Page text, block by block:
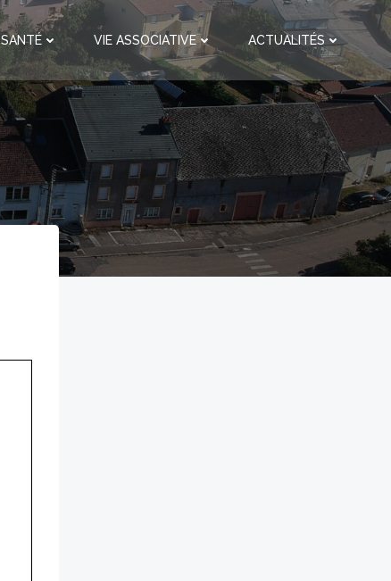
SANTÉ VIE ASSOCIATIVE ACTUALITÉS